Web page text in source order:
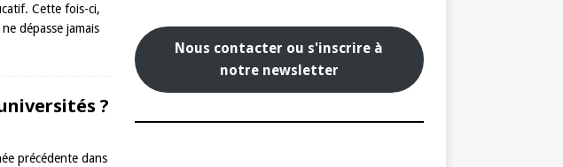
Cette fois-ci,
dépasse jamais
?
précédente dans
Nous contacter ou s'inscrire à
notre newsletter